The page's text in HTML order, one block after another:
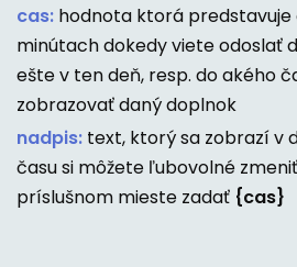
cas: hodnota ktorá predstavuje
minútach dokedy viete odoslať
ešte v ten deň, resp. do akého
zobrazovať daný doplnok
nadpis: text, ktorý sa zobrazí v
času si môžete ľubovolné
príslušnom mieste zadať {cas}